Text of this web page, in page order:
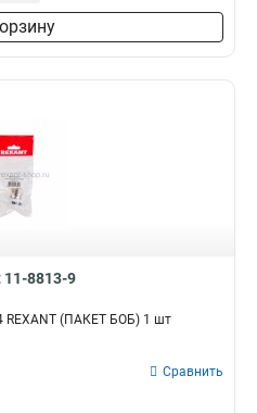
11-8813-9
REXANT (ПАКЕТ БОБ) 1 шт
Сравнить